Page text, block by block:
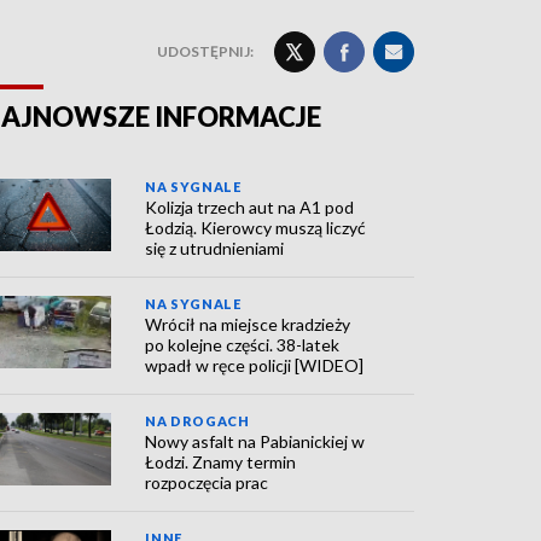
UDOSTĘPNIJ:
INFORMACJE
NA SYGNALE
Kolizja trzech aut na A1 pod
Łodzią. Kierowcy muszą liczyć
się z utrudnieniami
NA SYGNALE
Wrócił na miejsce kradzieży
po kolejne części. 38-latek
wpadł w ręce policji [WIDEO]
NA DROGACH
Nowy asfalt na Pabianickiej w
Łodzi. Znamy termin
rozpoczęcia prac